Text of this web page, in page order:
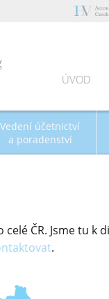
ÚVOD
Vedení účetnictví
a poradenství
ČR. Jsme tu k
.